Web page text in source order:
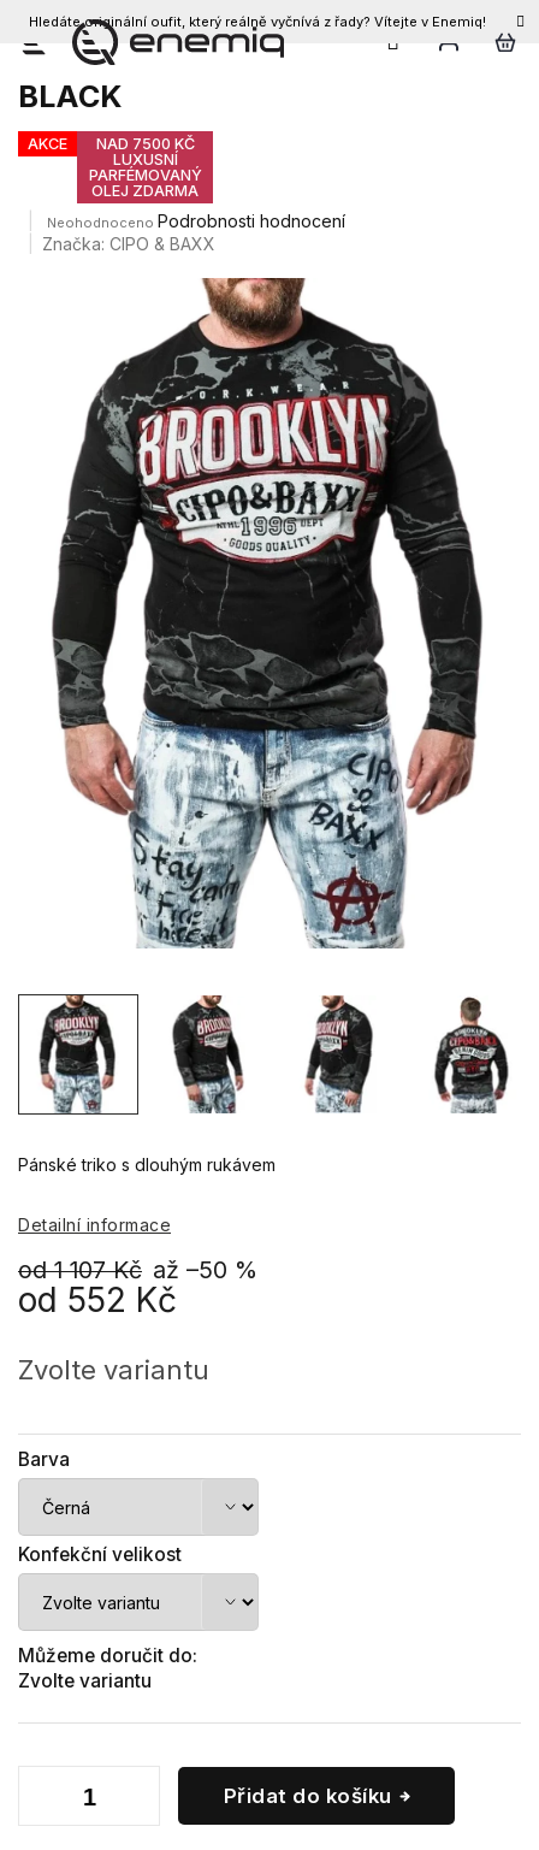
Přejít
obsah
Hledáte originální oufit, který reálně vyčnívá z řady? Vítejte v Enemiq!
CZK
Pánské triko CIPO & BAXX CL487
BLACK
AKCE
NAD 7500 KČ
LUXUSNÍ
PARFÉMOVANÝ
OLEJ ZDARMA
Průměrné
hodnocení
hvězdiček.
Neohodnoceno Podrobnosti hodnocení
Značka:CIPO & BAXX
od 1 107 Kč až –50 %
od 552 Kč
cena:
Zvolte variantu
Barva
Konfekční velikost
Můžeme doručit do:
Zvolte variantu
Přidat do košíku
Pánské triko s dlouhým rukávem
Detailní informace